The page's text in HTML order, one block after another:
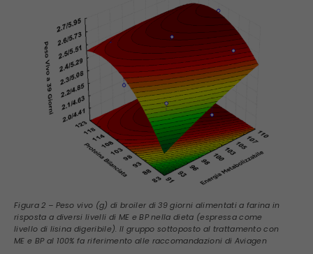
Figura 2 – Peso vivo (g) di broiler di 39 giorni alimentati a farina in
risposta a diversi livelli di ME e BP nella dieta (espressa come
livello di lisina digeribile). Il gruppo sottoposto al trattamento con
ME e BP al 100% fa riferimento alle raccomandazioni di Aviagen